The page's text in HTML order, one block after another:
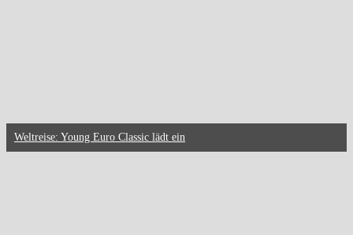
Weltreise: Young Euro Classic lädt ein